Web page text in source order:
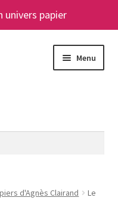
univers papier
Menu
le
d'Agnès Clairand
Le